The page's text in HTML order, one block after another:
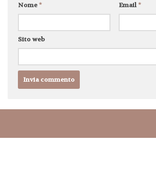
Nome* Email*
Sito web